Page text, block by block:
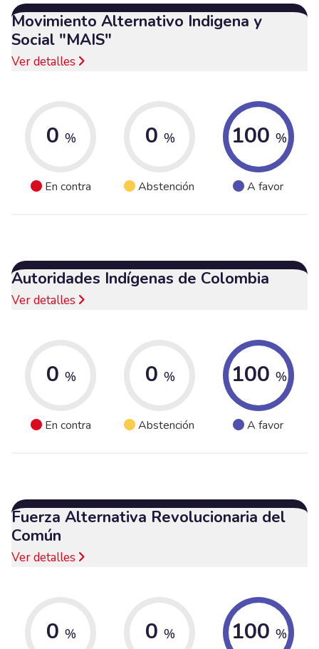
Movimiento Alternativo Indigena y
Social "MAIS"
Ver detalles
0 %
En contra
0 %
Abstención
100 %
A favor
Autoridades Indígenas de Colombia
Ver detalles
0 %
En contra
0 %
Abstención
100 %
A favor
Fuerza Alternativa Revolucionaria del
Común
Ver detalles
0 % 0 % 100 %